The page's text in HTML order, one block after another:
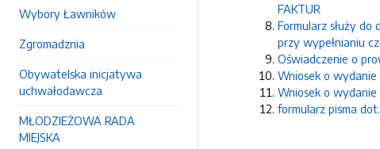
Wybory Ławników
Zgromadznia
Obywatelska inicjatywa
uchwałodawcza
MŁODZIEŻOWA RADA
MIEJSKA
FAKTUR
Formularz służy
przy wypełnianiu
Oświadczenie o
Wniosek o
Wniosek o
formularz pisma